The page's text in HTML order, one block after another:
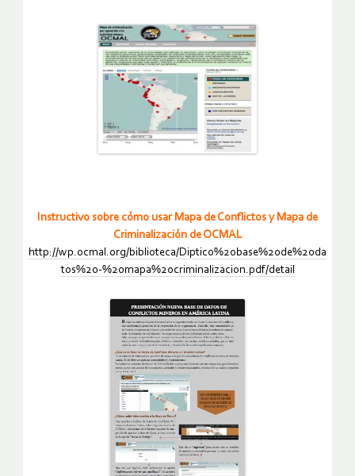
Instructivo sobre cómo usar Mapa de Conflictos y Mapa de
Criminalización de OCMAL
http://wp.ocmal.org/biblioteca/Diptico%20base%20de%20da
tos%20-%20mapa%20criminalizacion.pdf/detail